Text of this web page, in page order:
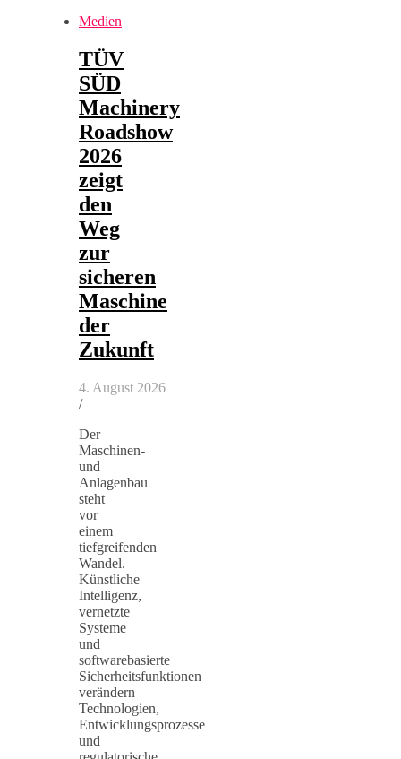
Medien
TÜV
SÜD
Machinery
Roadshow
2026
zeigt
den
Weg
zur
sicheren
Maschine
der
Zukunft
4. August 2026
/
Der
Maschinen-
und
Anlagenbau
steht
vor
einem
tiefgreifenden
Wandel.
Künstliche
Intelligenz,
vernetzte
Systeme
und
softwarebasierte
Sicherheitsfunktionen
verändern
Technologien,
Entwicklungsprozesse
und